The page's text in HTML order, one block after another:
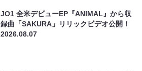
JO1 全米デビューEP『ANIMAL』から収
録曲「SAKURA」リリックビデオ公開！
2026.08.07